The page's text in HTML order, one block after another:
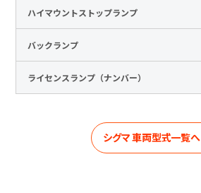
ハイマウントストップランプ
バックランプ
ライセンスランプ（ナンバー）
シグマ車両型式一覧へ